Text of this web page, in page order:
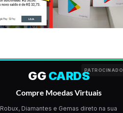
PATROCINADO
GG CARDS
Compre Moedas Virtuais
Robux, Diamantes e Gemas direto na sua